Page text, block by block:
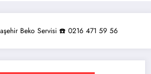
Beko Servisi ☎️ 0216 471 59 56